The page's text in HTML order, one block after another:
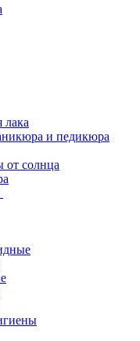
лака
и педикюра
от солнца